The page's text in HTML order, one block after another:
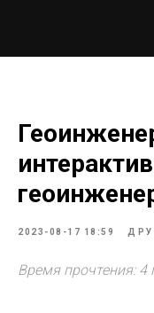
2023-08-17 18:59
Время прочтения: 4